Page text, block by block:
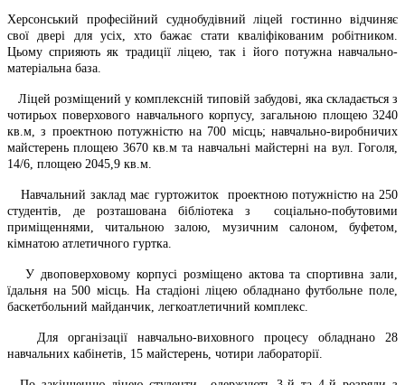
Херсонський професійний суднобудівний ліцей гостинно відчиняє
свої двері для усіх, хто бажає стати кваліфікованим робітником.
Цьому сприяють як традиції ліцею, так і його потужна навчально-
матеріальна база.
Ліцей розміщений у комплексній типовій забудові, яка складається з
чотирьох поверхового навчального корпусу, загальною площею 3240
кв.м, з проектною потужністю на 700 місць; навчально-виробничих
майстерень площею 3670 кв.м та навчальні майстерні на вул. Гоголя,
14/6, площею 2045,9 кв.м.
Навчальний заклад має гуртожиток
проектною потужністю на 250
студентів, де розташована бібліотека з
соціально-побутовими
приміщеннями, читальною залою, музичним салоном, буфетом,
кімнатою атлетичного гуртка.
У двоповерховому корпусі розміщено актова та спортивна зали,
їдальня на 500 місць. На стадіоні ліцею обладнано футбольне поле,
баскетбольний майданчик, легкоатлетичний комплекс.
Для організації навчально-виховного процесу обладнано 28
навчальних кабінетів, 15 майстерень, чотири лабораторії.